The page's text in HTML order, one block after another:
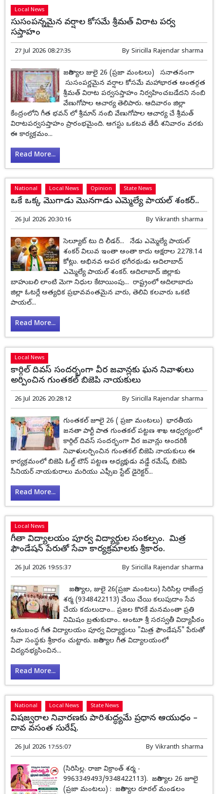
Local News
సుసంపన్నమైన వర్షాల కోసమే శ్రీమత్ విరాట పర్వ
సప్తాహం
27 Jul 2026 08:27:35 By Siricilla Rajendar sharma
జగిత్యాల జులై 26 (ప్రజా మంటలు) సనాతనంగా
సుసంపర్ణమైన వర్షాల కోసమే మహాభారత అంతర్గత
శ్రీమత్ విరాట పర్వసప్తాహం నిర్వహించబడేదని నంబి
వేణుగోపాల ఆచార్య తెలిపారు. ఆదివారం జిల్లా
కేంద్రంలోని గీత భవన్ లో శ్రీమాన్ నంబి వేణుగోపాల ఆచార్య చే శ్రీమత్
విరాటపర్వసప్తాహం ప్రారంభమైంది. ఆగస్టు ఒకటవ తేదీ శనివారం వరకు
ఈ కార్యక్రమం...
Read More...
National Local News Opinion State News
ఒకే ఒక్క మొగాడు మొనగాడు ఎమ్మెల్యే పాయల్ శంకర్..
26 Jul 2026 20:30:16 By Vikranth sharma
సెల్యూట్ టు ది లీడర్... నేడు ఎమ్మెల్యే పాయల్
శంకర్ విలువ ఇంతా అంతా కాదు అక్షరాల 2278.14
కోట్లు. అభినవ అపర భగీరథుడు అదిలాబాద్
ఎమ్మెల్యే పాయల్ శంకర్. అదిలాబాద్ జిల్లాకు
బాహుబలి లాంటి మెగా నిధుల కేటాయింపు... రాష్ట్రంలో అదిలాబాదు
జిల్లా ఓటర్లే అత్యధిక ప్రభావవంతమైన వారు, తెలివి కలవారు ఒకటి
పాయల్...
Read More...
Local News
కార్గిల్ దివస్ సందర్భంగా వీర జవాన్లకు ఘన నివాళులు
అర్పించిన గుంతకల్ బిజెపి నాయకులు
26 Jul 2026 20:28:12 By Siricilla Rajendar sharma
గుంతకల్ జూలై 26 ( ప్రజా మంటలు) భారతీయ
జనతా పార్టీ పాత గుంతకల్ పట్టణ శాఖ ఆధ్వర్యంలో
కార్గిల్ దివస్ సందర్భంగా వీర జవాన్లు అందరికీ
నివాళులర్పించిన గుంతకల్ బిజెపి నాయకులు ఈ
కార్యక్రమంలో బిజెపి ఓల్డ్ టౌన్ పట్టణ అధ్యక్షుడు వడ్డే రమేష్, బిజెపి
సీనియర్ నాయకురాలు మరియు ఎఫ్సీఐ స్టేట్ డైరెక్టర్...
Read More...
Local News
గీతా విద్యాలయం పూర్వ విద్యార్థుల సంకల్పం. మిత్ర
ఫౌండేషన్ పేరుతో సేవా కార్యక్రమాలకు శ్రీకారం.
26 Jul 2026 19:55:37 By Siricilla Rajendar sharma
జగిత్యాల, జులై 26(ప్రజా మంటలు) సిరిసిల్ల రాజేంద్ర
శర్మ (9348422113) చేయి చేయి కలుపుదాం సేవ
చేయ కదులుదాం... ప్రజల కొరకే మనమంతా ప్రతి
నిమిషం బ్రతుకుదాం.. అంటూ శ్రీ సరస్వతీ విద్యాపీఠం
అనుబంధ గీత విద్యాలయం పూర్వ విద్యార్థులు "మిత్ర ఫౌండేషన్" పేరుతో
సేవా సంస్థకు శ్రీకారం చుట్టారు. జగిత్యాల గీత విద్యాలయంలో
విద్యనభ్యసించిన...
Read More...
National Local News State News
విషజ్వరాల నివారణకు పారిశుద్ధ్యమే ప్రధాన ఆయుధం –
దావ వసంత సురేష్.
26 Jul 2026 17:55:07 By Vikranth sharma
(సిరిసిల్ల. రాజా విక్రాంత్ శర్మ -
9963349493/9348422113). జగిత్యాల 26 జూలై
(ప్రజా మంటలు) : జగిత్యాల రూరల్ మండలం